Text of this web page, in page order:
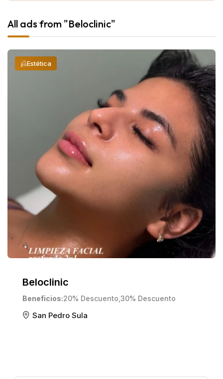
All ads from "Beloclinic"
Beloclinic
Beneficios 20% Descuento 30% Descuento
Estética
San Pedro Sula